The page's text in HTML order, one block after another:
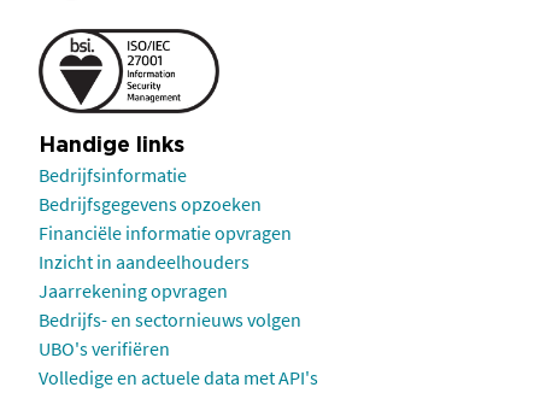
Handige links
Bedrijfsinformatie
Bedrijfsgegevens opzoeken
Financiële informatie opvragen
Inzicht in aandeelhouders
Jaarrekening opvragen
Bedrijfs- en sectornieuws volgen
UBO's verifiëren
Volledige en actuele data met API's